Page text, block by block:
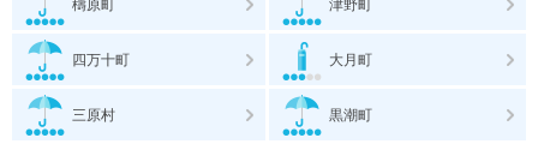
檮原町 津野町
四万十町 大月町
三原村 黒潮町